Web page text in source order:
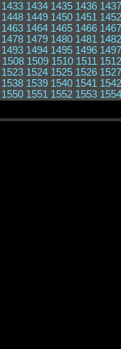
1433 1434 1435 1436 1437
1448 1449 1450 1451 1452
1463 1464 1465 1466 1467
1478 1479 1480 1481 1482
1493 1494 1495 1496 1497
1508 1509 1510 1511 1512
1523 1524 1525 1526 1527
1538 1539 1540 1541 1542
1550 1551 1552 1553 1554